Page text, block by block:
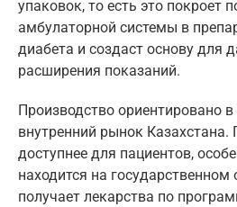
упаковок, то есть это покроет
амбулаторной системы в
диабета и создаст основу для
расширения показаний.
Производство ориентировано
внутренний рынок Казахстана.
доступнее для пациентов,
находится на государственном
получает лекарства по